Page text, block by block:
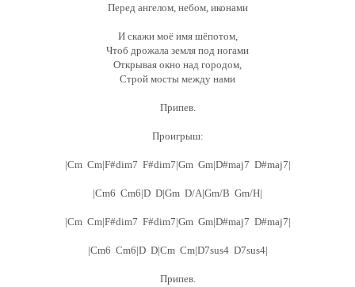
Перед ангелом, небом, иконами
И скажи моё имя шёпотом,
Чтоб дрожала земля под ногами
Открывая окно над городом,
Строй мосты между нами
Припев.
Проигрыш:
|Cm Cm|F#dim7 F#dim7|Gm Gm|D#maj7 D#maj7|
|Cm6 Cm6|D D|Gm D/A|Gm/B Gm/H|
|Cm Cm|F#dim7 F#dim7|Gm Gm|D#maj7 D#maj7|
|Cm6 Cm6|D D|Cm Cm|D7sus4 D7sus4|
Припев.